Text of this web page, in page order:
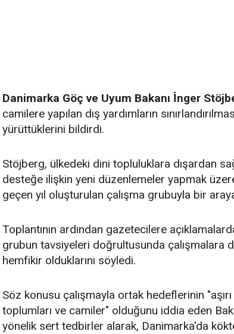
Danimarka Göç ve Uyum Bakanı İnger
camilere yapılan dış yardımların
yürüttüklerini bildirdi.
Stöjberg, ülkedeki dini topluluklara dışardan
desteğe ilişkin yeni düzenlemeler yapmak
geçen yıl oluşturulan çalışma grubuyla bir
Toplantının ardından gazetecilere
grubun tavsiyeleri doğrultusunda çalışmalara
hemfikir olduklarını söyledi.
Söz konusu çalışmayla ortak hedeflerinin
toplumları ve camiler" olduğunu iddia eden
yönelik sert tedbirler alarak, Danimarka'da